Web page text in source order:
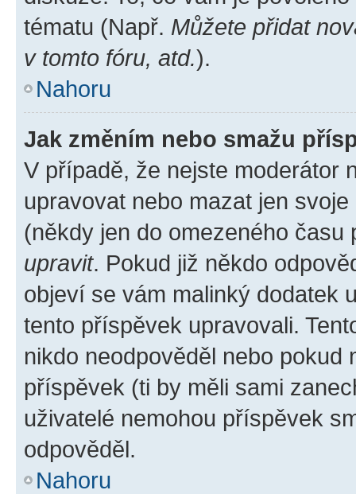
tématu (Např. Můžete přidat
v tomto fóru, atd.).
Nahoru
Jak změním nebo smažu
V případě, že nejste moderátor
upravovat nebo mazat jen
(někdy jen do omezeného
upravit. Pokud již někdo
objeví se vám malinký dodatek
tento příspěvek upravovali.
nikdo neodpověděl nebo pokud
příspěvek (ti by měli sami
uživatelé nemohou příspěvek
odpověděl.
Nahoru